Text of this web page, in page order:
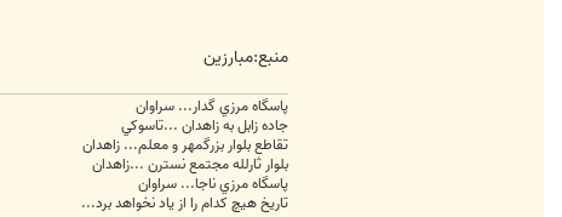
منبع:مبارزين
پاسگاه مرزي گدار... سراوان
جاده زابل به زاهدان ...تاسوکي
تقاطع بلوار بزرگمهر و معلم... زاهدان
بلوار ثارلله مجتمع نسترن ...زاهدان
پاسگاه مرزي ناجا... سراوان
تاريخ هيچ کدام را از ياد نخواهد برد...